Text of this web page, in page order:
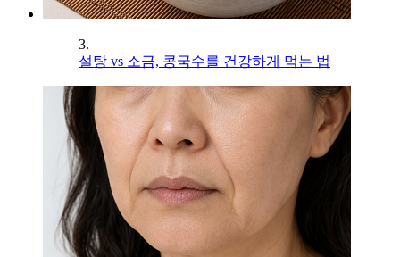
3.
설탕 vs 소금, 콩국수를 건강하게 먹는 법